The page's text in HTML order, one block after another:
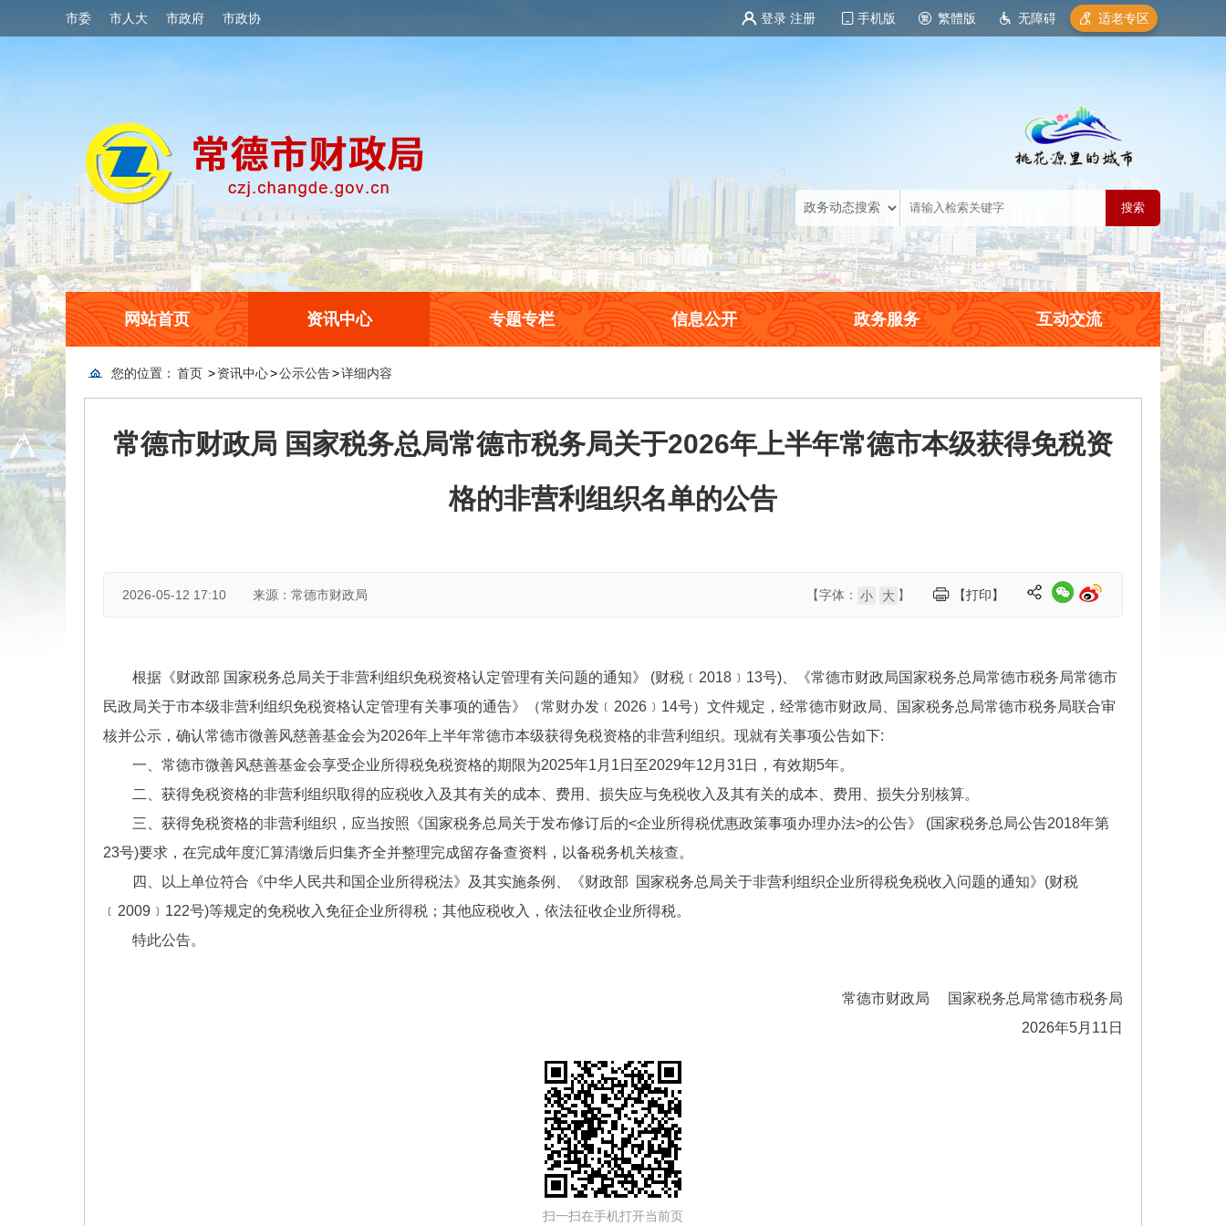
市委 市人大 市政府 市政协 登录 注册 手机版 繁體版 无障碍 适老专区
网站首页 资讯中心 专题专栏 信息公开 政务服务 互动交流
您的位置： 首页 >资讯中心>公示公告>详细内容
常德市财政局 国家税务总局常德市税务局关于2026年上半年常德市本级获得免税资
格的非营利组织名单的公告
2026-05-12 17:10 来源：常德市财政局 【打印】
【字体： 小 大 】
根据《财政部 国家税务总局关于非营利组织免税资格认定管理有关问题的通知》 (财税﹝2018﹞13号)、《常德市财政局国家税务总局常德市税务局常德市
民政局关于市本级非营利组织免税资格认定管理有关事项的通告》（常财办发﹝2026﹞14号）文件规定，经常德市财政局、国家税务总局常德市税务局联合审
核并公示，确认常德市微善风慈善基金会为2026年上半年常德市本级获得免税资格的非营利组织。现就有关事项公告如下:
一、常德市微善风慈善基金会享受企业所得税免税资格的期限为2025年1月1日至2029年12月31日，有效期5年。
二、获得免税资格的非营利组织取得的应税收入及其有关的成本、费用、损失应与免税收入及其有关的成本、费用、损失分别核算。
三、获得免税资格的非营利组织，应当按照《国家税务总局关于发布修订后的<企业所得税优惠政策事项办理办法>的公告》 (国家税务总局公告2018年第
23号)要求，在完成年度汇算清缴后归集齐全并整理完成留存备查资料，以备税务机关核查。
四、以上单位符合《中华人民共和国企业所得税法》及其实施条例、《财政部 国家税务总局关于非营利组织企业所得税免税收入问题的通知》(财税
﹝2009﹞122号)等规定的免税收入免征企业所得税；其他应税收入，依法征收企业所得税。
特此公告。
常德市财政局 国家税务总局常德市税务局
2026年5月11日
扫一扫在手机打开当前页